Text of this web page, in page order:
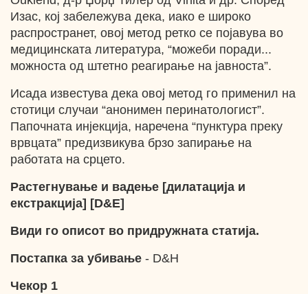
Изас, кој забележува дека, иако е широко
распространет, овој метод ретко се појавува во
медицинската литература, “можеби поради...
можноста од штетно реагирање на јавноста”.
Исада известува дека овој метод го применил на
стотици случаи “анонимен перинатологист”.
Папочната инјекција, наречена “пунктура преку
врвцата” предизвикува брзо запирање на
работата на срцето.
Растегнување и вадење [дилатација и
екстракција] [D&E]
Види го описот во придружната статија.
Постапка за убивање - D&H
Чекор 1